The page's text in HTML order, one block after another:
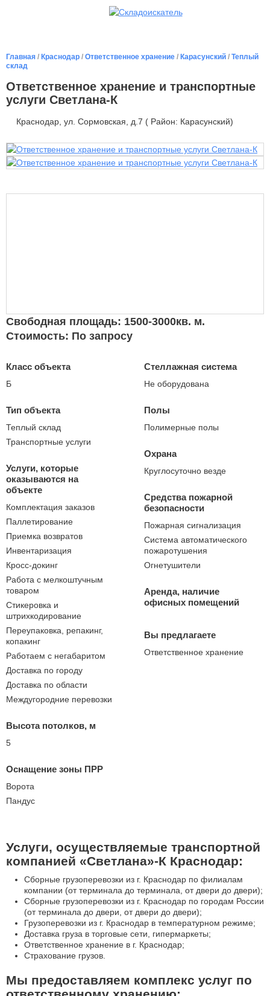
Главная / Краснодар / Ответственное хранение / Карасунский / Теплый
склад
Ответственное хранение и транспортные
услуги Светлана-К
Краснодар, ул. Сормовская, д.7 ( Район: Карасунский)
Свободная площадь: 1500-3000кв. м.
Стоимость: По запросу
Класс объекта
Б
Тип объекта
Теплый склад
Транспортные услуги
Услуги, которые
оказываются на
объекте
Комплектация заказов
Паллетирование
Приемка возвратов
Инвентаризация
Кросс-докинг
Работа с мелкоштучным
товаром
Стикеровка и
штрихкодирование
Переупаковка, репакинг,
копакинг
Работаем с негабаритом
Доставка по городу
Доставка по области
Междугородние перевозки
Высота потолков, м
5
Оснащение зоны ПРР
Ворота
Пандус
Стеллажная система
Не оборудована
Полы
Полимерные полы
Охрана
Круглосуточно везде
Средства пожарной
безопасности
Пожарная сигнализация
Система автоматического
пожаротушения
Огнетушители
Аренда, наличие
офисных помещений
Вы предлагаете
Ответственное хранение
Услуги, осуществляемые транспортной
компанией «Светлана»-К Краснодар:
Cборные грузоперевозки из г. Краснодар по филиалам
компании (от терминала до терминала, от двери до двери);
Сборные грузоперевозки из г. Краснодар по городам России
(от терминала до двери, от двери до двери);
Грузоперевозки из г. Краснодар в температурном режиме;
Доставка груза в торговые сети, гипермаркеты;
Ответственное хранение в г. Краснодар;
Страхование грузов.
Мы предоставляем комплекс услуг по